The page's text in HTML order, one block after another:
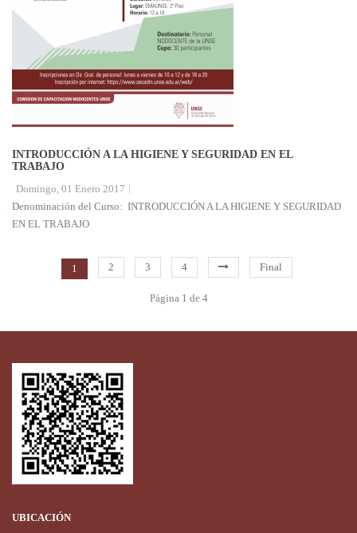
INTRODUCCIÓN A LA HIGIENE Y SEGURIDAD EN EL
TRABAJO
Domingo, 01 Enero 2017
Denominación del Curso: INTRODUCCIÓN A LA HIGIENE Y SEGURIDAD
EN EL TRABAJO
1 2 3 4 Final
Página 1 de 4
UBICACIÓN